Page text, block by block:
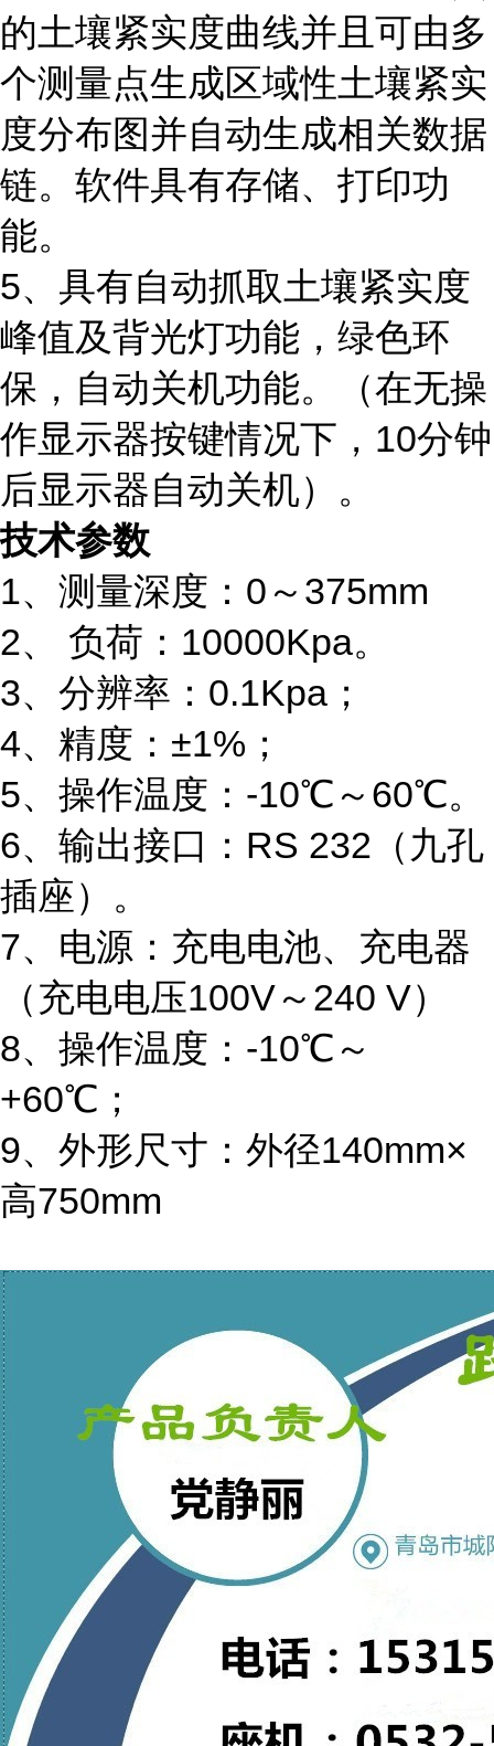
的土壤紧实度曲线并且可由多
个测量点生成区域性土壤紧实
度分布图并自动生成相关数据
链。软件具有存储、打印功
能。
5、 具有自动抓取土壤紧实度
峰值及背光灯功能，绿色环
保，自动关机功能。（在无操
作显示器按键情况下， 10分钟
后显示器自动关机）。
技术参数
1、测量深度：0～375mm
2、 负荷：10000Kpa。
3、分辨率：0.1Kpa；
4、精度：±1%；
5、操作温度：-10℃～60℃。
6、输出接口：RS 232（九孔
插座）。
7、电源：充电电池、充电器
（充电电压100V～240 V）
8、操作温度：-10℃～
+60℃；
9、外形尺寸：外径140mm×
高750mm